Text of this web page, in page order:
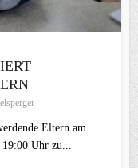
Eltern am
Uhr zu...